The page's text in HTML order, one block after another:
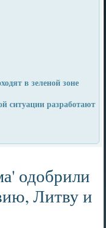
в зеленой зоне
ситуации разработают
одобрили
Литву и